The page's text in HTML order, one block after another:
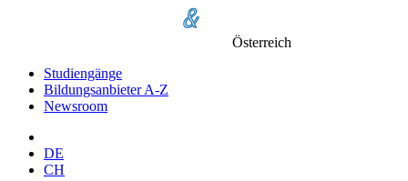
Österreich
Studiengänge
Bildungsanbieter A-Z
Newsroom
DE
CH